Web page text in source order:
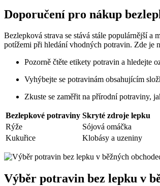
Doporučení pro nákup
Bezlepková strava se stává stále populárnější a
potížemi při hledání vhodných potravin. Zde je
Pozorně čtěte etikety potravin a hledejte
Vyhýbejte se potravinám obsahujícím
Zkuste se zaměřit na přírodní potraviny,
Bezlepkové potraviny Skryté zdroje lepku
Rýže
Sójová omáčka
Kukuřice
Klobásy a uzeniny
Výběr potravin bez lepku v